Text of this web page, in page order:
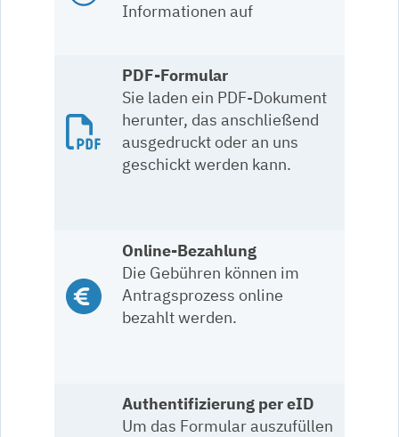
Informationen auf
PDF-Formular
Sie laden ein PDF-Dokument
herunter, das anschließend
ausgedruckt oder an uns
geschickt werden kann.
Online-Bezahlung
Die Gebühren können im
Antragsprozess online
bezahlt werden.
Authentifizierung per eID
Um das Formular auszufüllen